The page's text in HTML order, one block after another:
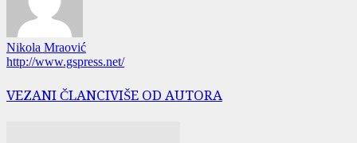
Nikola Mraović
http://www.gspress.net/
VEZANI ČLANCIVIŠE OD AUTORA